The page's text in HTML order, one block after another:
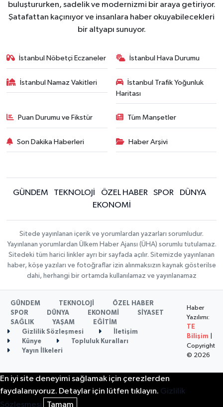
buluştururken, sadelik ve modernizmi bir araya getiriyor.
Şatafattan kaçınıyor ve insanlara haber okuyabilecekleri
bir altyapı sunuyor.
İstanbul Nöbetçi Eczaneler İstanbul Hava Durumu
İstanbul Namaz Vakitleri
İstanbul Trafik Yoğunluk
Haritası
Puan Durumu ve Fikstür Tüm Manşetler
Son Dakika Haberleri Haber Arşivi
GÜNDEM TEKNOLOJİ ÖZEL HABER SPOR
DÜNYA
EKONOMİ
Sitede yayınlanan içerik ve yorumlardan yazarları sorumludur.
Yayınlanan yorumlardan Ülkem Haber Ajansı (ÜHA) sorumlu tutulamaz.
Sitedeki tüm harici linkler ayrı bir sayfada açılır. Sitemizde yayınlanan
haber, köşe yazıları ve fotoğraflar izin alınmaksızın kaynak gösterilse
dahi, herhangi bir ortamda kullanılamaz ve yayınlanamaz
GÜNDEM TEKNOLOJİ
ÖZEL HABER
SPOR
DÜNYA EKONOMİ
SİYASET
SAĞLIK
YAŞAM
EĞİTİM
Gizlilik Sözleşmesi
İletişim
Künye
Topluluk Kuralları
Yayın İlkeleri
Haber
Yazılımı:
TE
Bilişim
Copyright
© 2026
En iyi site deneyimi sağlamak için çerezlerden
faydalanıyoruz. Detaylar için lütfen tıklayın. Gizlilik
Sözleşmesi
Tamam